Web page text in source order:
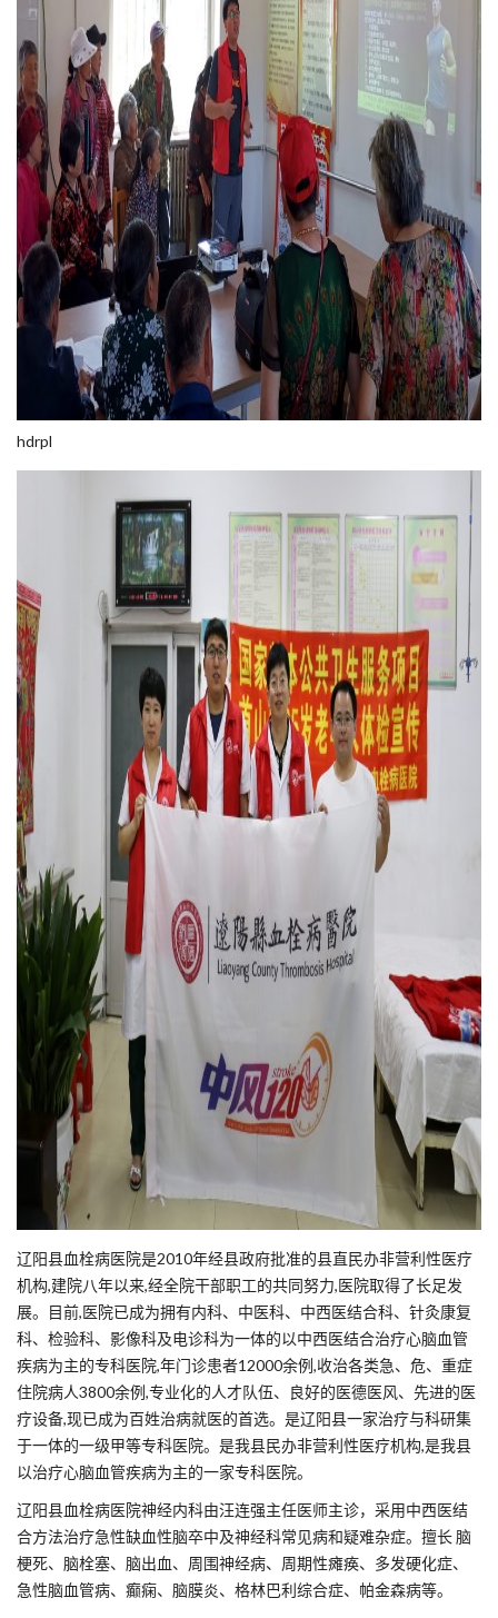
hdrpl
辽阳县血栓病医院是2010年经县政府批准的县直民办非营利性医疗
机构,建院八年以来,经全院干部职工的共同努力,医院取得了长足发
展。目前,医院已成为拥有内科、中医科、中西医结合科、针灸康复
科、检验科、影像科及电诊科为一体的以中西医结合治疗心脑血管
疾病为主的专科医院,年门诊患者12000余例,收治各类急、危、重症
住院病人3800余例,专业化的人才队伍、良好的医德医风、先进的医
疗设备,现已成为百姓治病就医的首选。是辽阳县一家治疗与科研集
于一体的一级甲等专科医院。是我县民办非营利性医疗机构,是我县
以治疗心脑血管疾病为主的一家专科医院。
辽阳县血栓病医院神经内科由汪连强主任医师主诊，采用中西医结
合方法治疗急性缺血性脑卒中及神经科常见病和疑难杂症。擅长 脑
梗死、脑栓塞、脑出血、周围神经病、周期性瘫痪、多发硬化症、
急性脑血管病、癫痫、脑膜炎、格林巴利综合症、帕金森病等。